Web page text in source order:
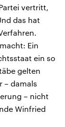
vertritt,
das hat
Ein
ein so
gelten
– damals
– nicht
Winfried